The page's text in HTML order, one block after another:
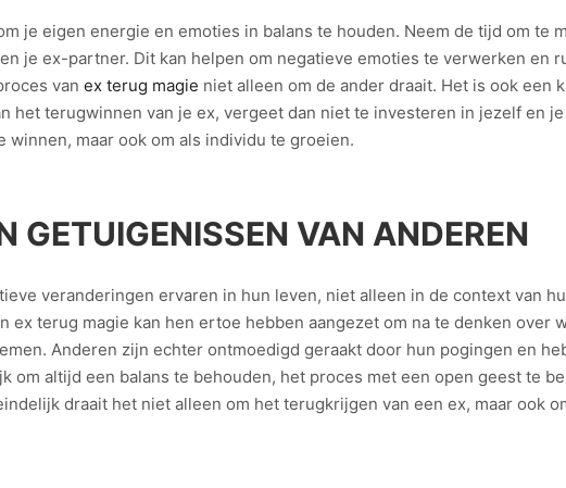
je eigen energie en emoties in balans te houden. Neem de tijd om te
je ex-partner. Dit kan helpen om negatieve emoties te verwerken en
van ex terug magie niet alleen om de ander draait. Het is ook een
het terugwinnen van je ex, vergeet dan niet te investeren in jezelf en
winnen, maar ook om als individu te groeien.
GETUIGENISSEN VAN ANDEREN
veranderingen ervaren in hun leven, niet alleen in de context van
ex terug magie kan hen ertoe hebben aangezet om na te denken over
Anderen zijn echter ontmoedigd geraakt door hun pogingen en
om altijd een balans te behouden, het proces met een open geest te
draait het niet alleen om het terugkrijgen van een ex, maar ook